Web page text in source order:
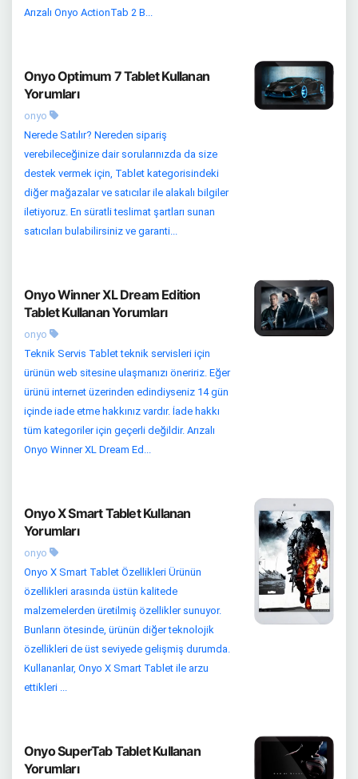
Arızalı Onyo ActionTab 2 B...
Onyo Optimum 7 Tablet Kullanan
Yorumları
onyo
Nerede Satılır? Nereden sipariş
verebileceğinize dair sorularınızda da size
destek vermek için, Tablet kategorisindeki
diğer mağazalar ve satıcılar ile alakalı bilgiler
iletiyoruz. En süratli teslimat şartları sunan
satıcıları bulabilirsiniz ve garanti...
Onyo Winner XL Dream Edition
Tablet Kullanan Yorumları
onyo
Teknik Servis Tablet teknik servisleri için
ürünün web sitesine ulaşmanızı öneririz. Eğer
ürünü internet üzerinden edindiyseniz 14 gün
içinde iade etme hakkınız vardır. İade hakkı
tüm kategoriler için geçerli değildir. Arızalı
Onyo Winner XL Dream Ed...
Onyo X Smart Tablet Kullanan
Yorumları
onyo
Onyo X Smart Tablet Özellikleri Ürünün
özellikleri arasında üstün kalitede
malzemelerden üretilmiş özellikler sunuyor.
Bunların ötesinde, ürünün diğer teknolojik
özellikleri de üst seviyede gelişmiş durumda.
Kullananlar, Onyo X Smart Tablet ile arzu
ettikleri ...
Onyo SuperTab Tablet Kullanan
Yorumları